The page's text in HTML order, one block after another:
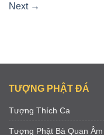
Next →
TƯỢNG PHẬT ĐÁ
Tượng Thích Ca
Tượng Phật Bà Quan Âm